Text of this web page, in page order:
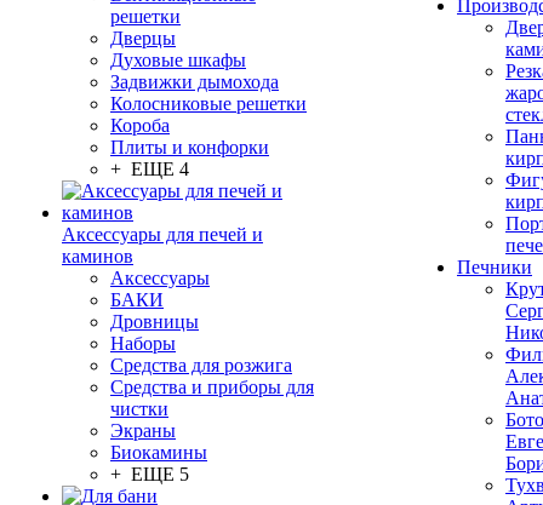
решетки
Дверцы
Духовые шкафы
Задвижки дымохода
Колосниковые решетки
Короба
Плиты и конфорки
+ ЕЩЕ 4
Аксессуары для печей и
каминов
Аксессуары
БАКИ
Дровницы
Наборы
Средства для розжига
Средства и приборы для
чистки
Экраны
Биокамины
+ ЕЩЕ 5
Печники